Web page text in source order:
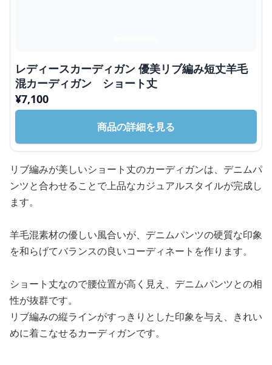
レディースカーディガン 優美リブ編み短丈羊毛
混カーディガン ショート丈
¥7,100
商品の詳細を見る
リブ編みが美しいショート丈のカーディガンは、デニムパ
ンツと合わせることで上品なカジュアルスタイルが完成し
ます。
羊毛混素材の優しい風合いが、デニムパンツの硬質な印象
を和らげてバランスの良いコーディネートを作ります。
ショート丈なので腰位置が高く見え、デニムパンツとの相
性が抜群です。
リブ編みの縦ラインがすっきりとした印象を与え、きれい
めに着こなせるカーディガンです。